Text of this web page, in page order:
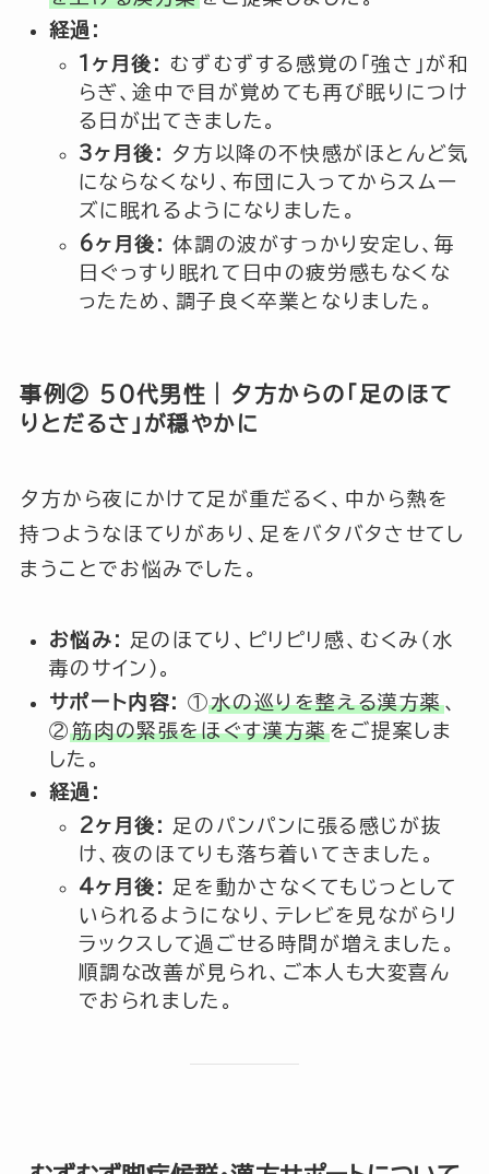
経過:
1ヶ月後:
むずむずする感覚の「強さ」が和
らぎ、途中で目が覚めても再び眠りにつけ
る日が出てきました。
3ヶ月後:
夕方以降の不快感がほとんど気
にならなくなり、布団に入ってからスムー
ズに眠れるようになりました。
6ヶ月後: 体調の波がすっかり安定し、毎
日ぐっすり眠れて日中の疲労感もなくな
ったため、調子良く卒業となりました。
事例② 50代男性｜夕方からの「足のほて
りとだるさ」が穏やかに
夕方から夜にかけて足が重だるく、中から熱を
持つようなほてりがあり、足をバタバタさせてし
まうことでお悩みでした。
お悩み:
足のほてり、ピリピリ感、むくみ（水
毒のサイン）。
サポート内容:
①水の巡りを整える漢方薬、
②筋肉の緊張をほぐす漢方薬をご提案しま
した。
経過:
2ヶ月後:
足のパンパンに張る感じが抜
け、夜のほてりも落ち着いてきました。
4ヶ月後:
足を動かさなくてもじっとして
いられるようになり、テレビを見ながらリ
ラックスして過ごせる時間が増えました。
順調な改善が見られ、ご本人も大変喜ん
でおられました。